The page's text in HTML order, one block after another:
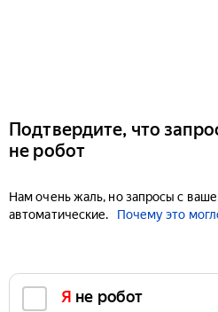
Подтвердите, что
не робот
Нам очень жаль, но запросы с
автоматические.
Почему это
Я не робот